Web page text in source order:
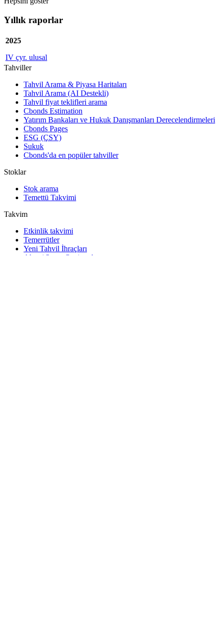
Yıllık raporlar
2025
IV çyr. ulusal
Tahviller
Tahvil Arama & Piyasa Haritaları
Tahvil Arama (AI Destekli)
Tahvil fiyat teklifleri arama
Cbonds Estimation
Yatırım Bankaları ve Hukuk Danışmanları Derecelendirmeleri
Cbonds Pages
ESG (ÇSY)
Sukuk
Cbonds'da en popüler tahviller
Stoklar
Stok arama
Temettü Takvimi
Takvim
Etkinlik takvimi
Temerrütler
Yeni Tahvil İhraçları
Alım / Satım Opsiyonları